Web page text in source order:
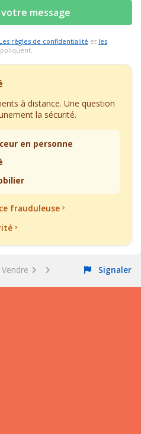
message
Les règles de confidentialité et les
à distance. Une question
la sécurité.
en personne
frauduleuse
Signaler